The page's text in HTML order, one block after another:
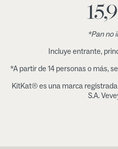
*Pan no
Incluye entrante,
*A partir de 14 personas o más,
KitKat® es una marca
S.A.